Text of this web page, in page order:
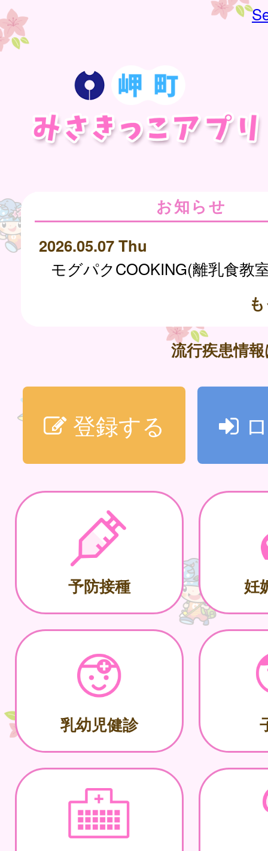
お知らせ
2026.05.07 Thu
モグパクCOOKING(離乳食
流行疾患情
登録する
予防接種 妊
乳幼児健診